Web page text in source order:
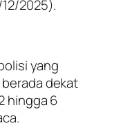
2025).
yang
dekat
hingga 6